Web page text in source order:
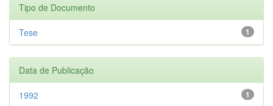
Tipo de Documento
1
Tese
Data de Publicação
1
1992